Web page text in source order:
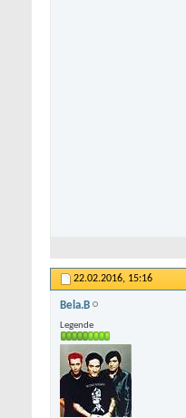
22.02.2016, 15:16
Bela.B
Legende